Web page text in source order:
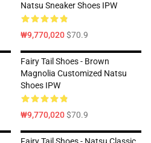
Natsu Sneaker Shoes IPW
₩9,770,020$70.9
Fairy Tail Shoes - Brown
Magnolia Customized Natsu
Shoes IPW
₩9,770,020$70.9